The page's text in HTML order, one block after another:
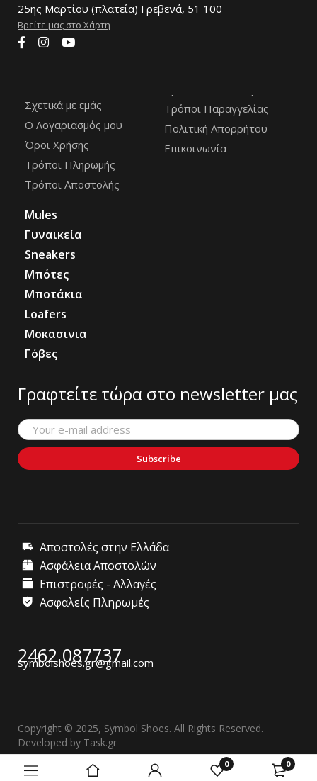
0 0
25ης Μαρτίου (πλατεία) Γρεβενά, 51 100
Βρείτε μας στο Χάρτη
Σχετικά με εμάς
Ο Λογαριασμός μου
Όροι Χρήσης
Τρόποι Πληρωμής
Τρόποι Αποστολής
Τρόποι Παραγγελίας
Πολιτική Απορρήτου
Επικοινωνία
Mules
Γυναικεία
Sneakers
Μπότες
Μποτάκια
Loafers
Μοκασινια
Γόβες
Γραφτείτε τώρα στο newsletter μας
Subscribe
Αποστολές στην Ελλάδα
Ασφάλεια Αποστολών
Επιστροφές - Αλλαγές
Ασφαλείς Πληρωμές
2462 087737
symbolshoes.gr@gmail.com
Copyright © 2025, Symbol Shoes. All Rights Reserved.
Developed by Task.gr